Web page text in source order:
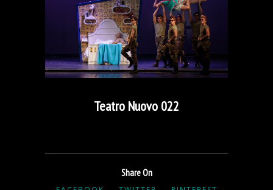
Teatro Nuovo 022
Share On